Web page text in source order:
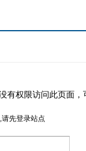
有权限访问此页面
先登录站点